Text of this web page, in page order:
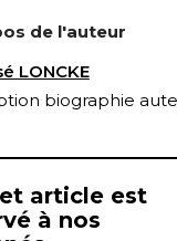
de l'auteur
LONCKE
biographie
article est
à nos